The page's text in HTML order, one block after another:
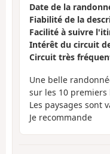
Date de la
Fiabilité de la
Facilité à suivre
Intérêt du circuit
Circuit très
Une belle
sur les 10 premiers
Les paysages sont
Je recommande